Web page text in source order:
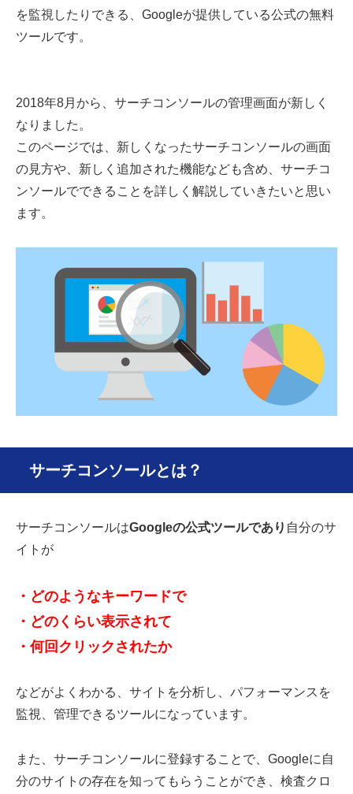
を監視したりできる、Googleが提供している公式の無料
ツールです。
2018年8月から、サーチコンソールの管理画面が新しく
なりました。
このページでは、新しくなったサーチコンソールの画面
の見方や、新しく追加された機能なども含め、サーチコ
ンソールでできることを詳しく解説していきたいと思い
ます。
サーチコンソールとは？
サーチコンソールはGoogleの公式ツールであり 自分のサ
イトが
・どのようなキーワードで
・どのくらい表示されて
・何回クリックされたか
などがよくわかる、サイトを分析し、パフォーマンスを
監視、管理できるツールになっています。
また、サーチコンソールに登録することで、Googleに自
分のサイトの存在を知ってもらうことができ、検査クロ